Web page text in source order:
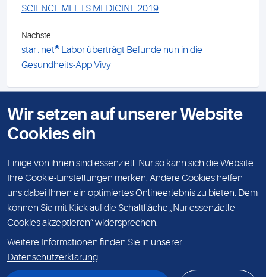
SCIENCE MEETS MEDICINE 2019
Nächste
star․net® Labor überträgt Befunde nun in die
Gesundheits-App Vivy
KONTAKT
IMPRESSUM
DATENSCHUTZ
KARRIERE
VERANSTALTUNGEN
Sonic Healthcare Germany GmbH & Co. KG, Mecklenburgische Straße 28,
14197 Berlin
Wir setzen auf unserer Website
Cookies ein
Einige von ihnen sind essenziell: Nur so kann sich die Website
Ihre Cookie-Einstellungen merken. Andere Cookies helfen
uns dabei Ihnen ein optimiertes Onlineerlebnis zu bieten. Dem
können Sie mit Klick auf die Schaltfläche „Nur essenzielle
Cookies akzeptieren“ widersprechen.
Weitere Informationen finden Sie in unserer
Datenschutzerklärung.